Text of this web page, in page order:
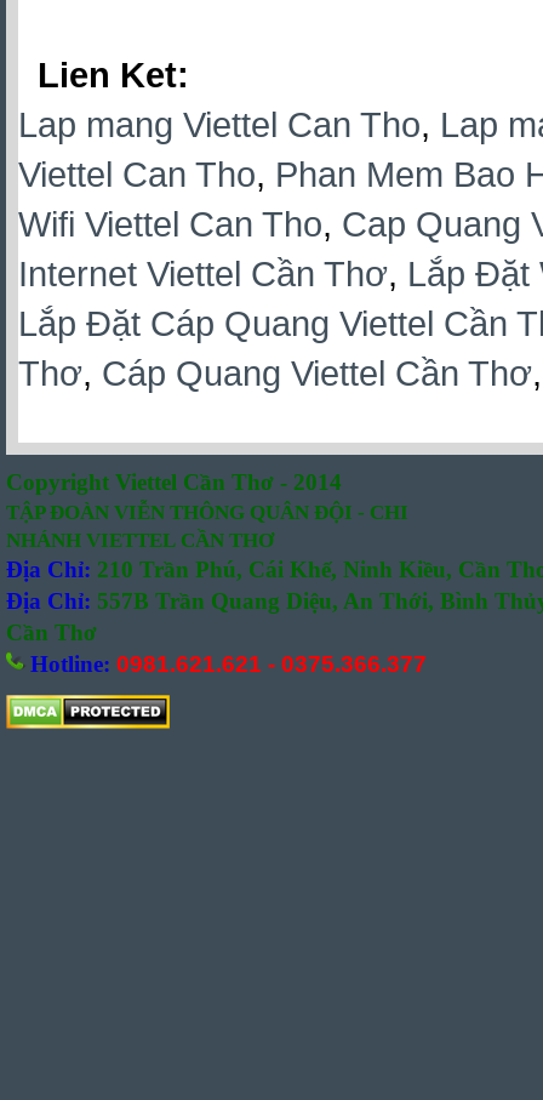
Lien Ket:
Lap mang Viettel Can Tho, Lap
Viettel Can Tho, Phan Mem Bao
Wifi Viettel Can Tho, Cap Quang
Internet Viettel Cần Thơ, Lắp Đặt
Lắp Đặt Cáp Quang Viettel Cần
Thơ, Cáp Quang Viettel Cần Thơ
Copyright Viettel Cần Thơ - 2014
TẬP ĐOÀN VIỄN THÔNG QUÂN ĐỘI - CHI
NHÁNH VIETTEL CẦN THƠ
Địa Chỉ: 210 Trần Phú, Cái Khế, Ninh Kiều, Cần
Địa Chỉ: 557B Trần Quang Diệu, An Thới, Bình
Cần Thơ
Hotline: 0981.621.621 - 0375.366.377